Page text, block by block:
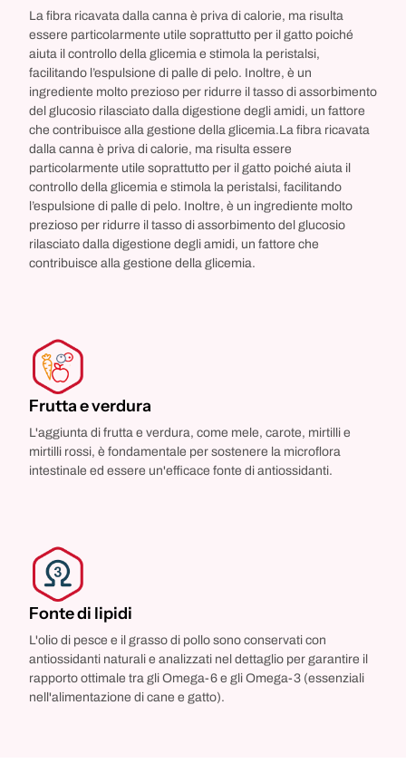
La fibra ricavata dalla canna è priva di calorie, ma risulta
essere particolarmente utile soprattutto per il gatto poiché
aiuta il controllo della glicemia e stimola la peristalsi,
facilitando l’espulsione di palle di pelo. Inoltre, è un
ingrediente molto prezioso per ridurre il tasso di assorbimento
del glucosio rilasciato dalla digestione degli amidi, un fattore
che contribuisce alla gestione della glicemia.La fibra ricavata
dalla canna è priva di calorie, ma risulta essere
particolarmente utile soprattutto per il gatto poiché aiuta il
controllo della glicemia e stimola la peristalsi, facilitando
l’espulsione di palle di pelo. Inoltre, è un ingrediente molto
prezioso per ridurre il tasso di assorbimento del glucosio
rilasciato dalla digestione degli amidi, un fattore che
contribuisce alla gestione della glicemia.
Frutta e verdura
L'aggiunta di frutta e verdura, come mele, carote, mirtilli e
mirtilli rossi, è fondamentale per sostenere la microflora
intestinale ed essere un'efficace fonte di antiossidanti.
Fonte di lipidi
L'olio di pesce e il grasso di pollo sono conservati con
antiossidanti naturali e analizzati nel dettaglio per garantire il
rapporto ottimale tra gli Omega-6 e gli Omega-3 (essenziali
nell'alimentazione di cane e gatto).